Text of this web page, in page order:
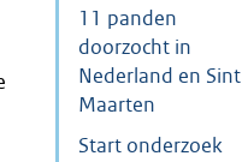
11 panden
doorzocht in
Nederland en Sint
Maarten
Start onderzoek